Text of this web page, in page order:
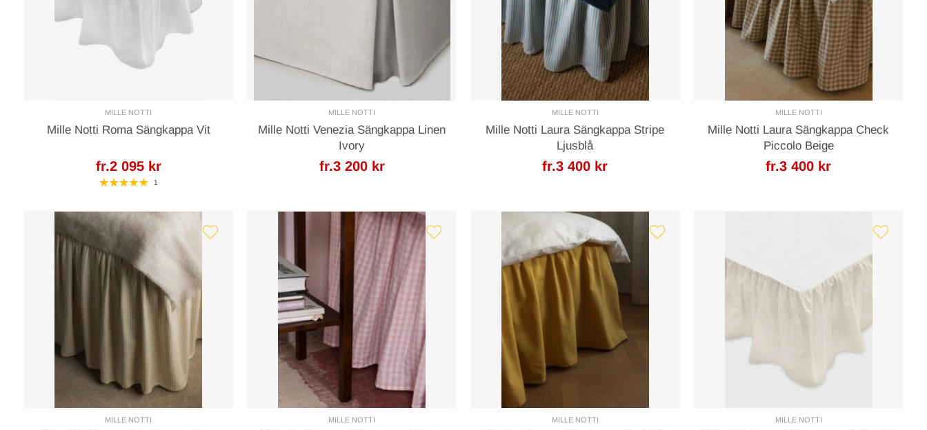
MILLE NOTTI
Mille Notti Roma Sängkappa Vit
fr.2 095 kr
1
MILLE NOTTI
Mille Notti Venezia Sängkappa Linen
Ivory
fr.3 200 kr
MILLE NOTTI
Mille Notti Laura Sängkappa Stripe
Ljusblå
fr.3 400 kr
MILLE NOTTI
Mille Notti Laura Sängkappa Check
Piccolo Beige
fr.3 400 kr
MILLE NOTTI MILLE NOTTI MILLE NOTTI MILLE NOTTI